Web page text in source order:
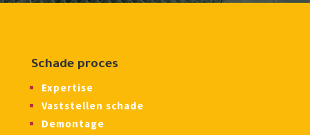
Schade proces
Expertise
Vaststellen schade
Demontage